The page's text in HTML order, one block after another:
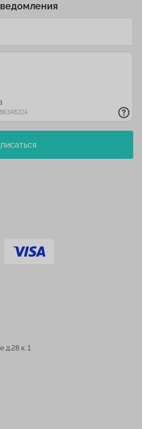
д.28 к. 1